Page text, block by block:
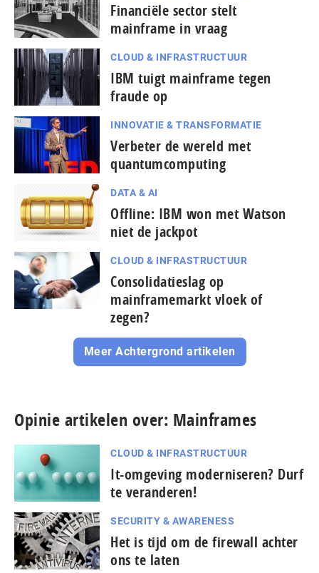
Financiële sector stelt
mainframe in vraag
CLOUD & INFRASTRUCTUUR
IBM tuigt mainframe tegen
fraude op
INNOVATIE & TRANSFORMATIE
Verbeter de wereld met
quantumcomputing
DATA & AI
Offline: IBM won met Watson
niet de jackpot
CLOUD & INFRASTRUCTUUR
Consolidatieslag op
mainframemarkt vloek of
zegen?
Meer Achtergrond artikelen
Opinie artikelen over: Mainframes
CLOUD & INFRASTRUCTUUR
It-omgeving moderniseren? Durf
te veranderen!
SECURITY & AWARENESS
Het is tijd om de firewall achter
ons te laten